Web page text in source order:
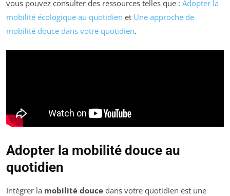
vous pouvez consulter des ressources telles que : Adopter la
mobilité écologique au quotidien et Une approche de
mobilité douce dans votre quotidien.
Adopter la mobilité douce au
quotidien
Intégrer la mobilité douce dans votre quotidien est une